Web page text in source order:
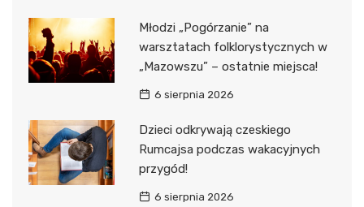
Młodzi „Pogórzanie” na
warsztatach folklorystycznych w
„Mazowszu” – ostatnie miejsca!
6 sierpnia 2026
Dzieci odkrywają czeskiego
Rumcajsa podczas wakacyjnych
przygód!
6 sierpnia 2026